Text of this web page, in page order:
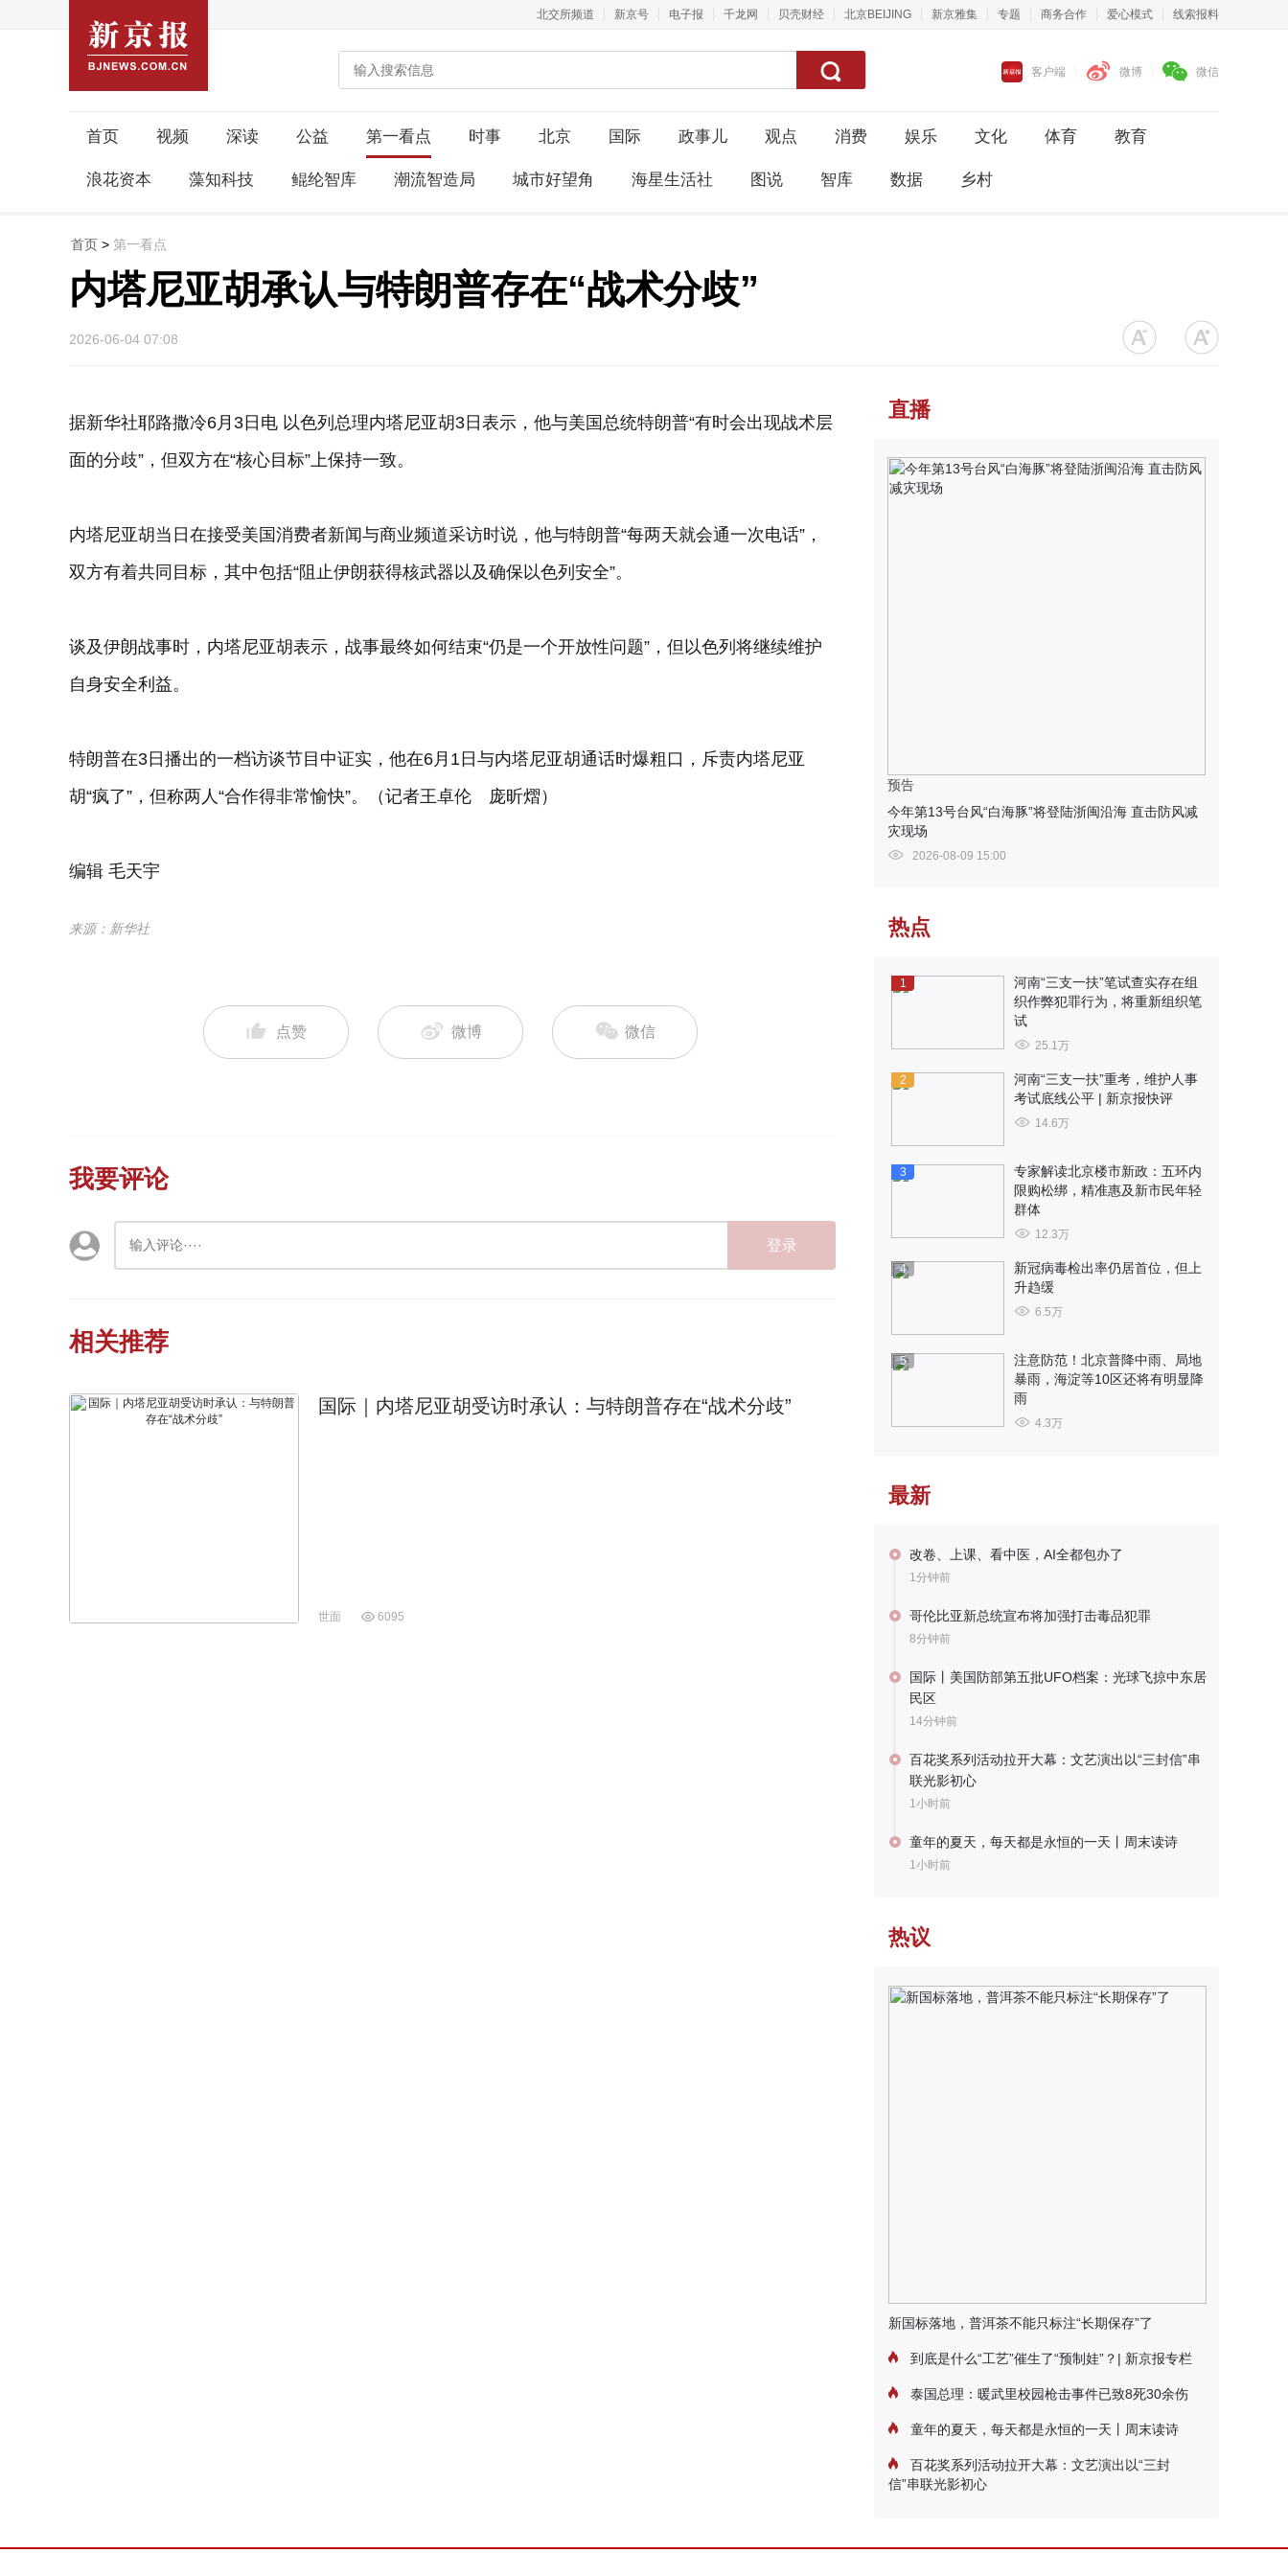
北交所频道 新京号 电子报 千龙网 贝壳财经 北京BEIJING 新京雅集 专题 商务合作 爱心模式 线索报料
客户端 微博 微信
首页 视频 深读 公益 第一看点 时事 北京 国际 政事儿 观点 消费 娱乐 文化 体育 教育
浪花资本 藻知科技 鲲纶智库 潮流智造局 城市好望角 海星生活社 图说 智库 数据 乡村
首页 > 第一看点
内塔尼亚胡承认与特朗普存在“战术分歧”
2026-06-04 07:08
据新华社耶路撒冷6月3日电 以色列总理内塔尼亚胡3日表示，他与美国总统特朗普“有时会出现战术层
面的分歧”，但双方在“核心目标”上保持一致。
内塔尼亚胡当日在接受美国消费者新闻与商业频道采访时说，他与特朗普“每两天就会通一次电话”，
双方有着共同目标，其中包括“阻止伊朗获得核武器以及确保以色列安全”。
谈及伊朗战事时，内塔尼亚胡表示，战事最终如何结束“仍是一个开放性问题”，但以色列将继续维护
自身安全利益。
特朗普在3日播出的一档访谈节目中证实，他在6月1日与内塔尼亚胡通话时爆粗口，斥责内塔尼亚
胡“疯了”，但称两人“合作得非常愉快”。（记者王卓伦 庞昕熠）
编辑 毛天宇
来源：新华社
点赞 微博 微信
我要评论
登录
相关推荐
国际｜内塔尼亚胡受访时承认：与特朗普存在“战术分歧”
世面 6095
直播
预告
今年第13号台风“白海豚”将登陆浙闽沿海 直击防风减
灾现场
2026-08-09 15:00
热点
1
河南“三支一扶”笔试查实存在组
织作弊犯罪行为，将重新组织笔
试
25.1万
2
河南“三支一扶”重考，维护人事
考试底线公平 | 新京报快评
14.6万
3
专家解读北京楼市新政：五环内
限购松绑，精准惠及新市民年轻
群体
12.3万
4
新冠病毒检出率仍居首位，但上
升趋缓
6.5万
5
注意防范！北京普降中雨、局地
暴雨，海淀等10区还将有明显降
雨
4.3万
最新
改卷、上课、看中医，AI全都包办了
1分钟前
哥伦比亚新总统宣布将加强打击毒品犯罪
8分钟前
国际丨美国防部第五批UFO档案：光球飞掠中东居
民区
14分钟前
百花奖系列活动拉开大幕：文艺演出以“三封信”串
联光影初心
1小时前
童年的夏天，每天都是永恒的一天丨周末读诗
1小时前
热议
新国标落地，普洱茶不能只标注“长期保存”了
到底是什么“工艺”催生了“预制娃”？| 新京报专栏
泰国总理：暖武里校园枪击事件已致8死30余伤
童年的夏天，每天都是永恒的一天丨周末读诗
百花奖系列活动拉开大幕：文艺演出以“三封
信”串联光影初心